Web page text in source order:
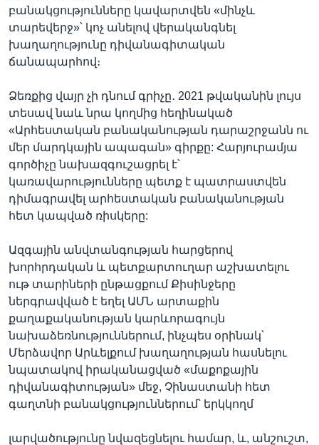
բանակցությունները կավարտվեն «մինչև
տարեվերջ»՝ կոչ անելով վերականգնել
խաղաղությունը դիվանագիտական
ճանապարհով։
Ձեռքից վայր չի դնում գրիչը․ 2021 թվականին լույս
տեսավ նաև նրա կողմից հեղինակած
«Արհեստական բանականության դարաշրջանն ու
մեր մարդկային ապագան» գիրքը: Հարյուրամյա
գործիչը նախազգուշացրել է՝
կառավարությունները պետք է պատրաստվեն
դիմագրավել արհեստական բանականության
հետ կապված ռիսկերը:
Ազգային անվտանգության հարցերով
խորհրդական և պետքարտուղար աշխատելու
ութ տարիների ընթացքում Քիսինջերը
ներգրավված է եղել ԱՄՆ արտաքին
քաղաքականության կարևորագույն
նախաձեռնություններում, ինչպես օրինակ՝
Մերձավոր Արևելքում խաղաղության հասնելու
նպատակով իրականացված «մաքոքային
դիվանագիտության» մեջ, Չինաստանի հետ
գաղտնի բանակցություններում՝ երկկողմ
լարվածությունը նվազեցնելու համար, և, անշուշտ,